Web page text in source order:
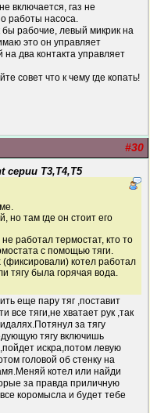
включается, газ не
работы насоса.
бы рабочие, левый микрик на
это он управляет
два контакта управляет
совет что к чему где копать!
#30
серии Т3,Т4,Т5
но там где он стоит его
работал термостат, кто то
с помощью тяги.
(фиксировали) котел работал
тягу была горячая вода.
еще пару тяг ,поставит
все тяги,не хватает рук ,так
за тягу
тягу включишь
искра,потом левую
головой об стенку на
котел или найди
за правда приличную
коромысла и будет тебе